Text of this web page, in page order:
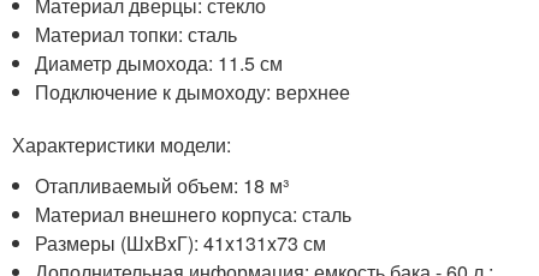
Материал топки: сталь
Диаметр дымохода: 11.5 см
Подключение к дымоходу: верхнее
Характеристики модели:
Отапливаемый объем: 18 м³
Материал внешнего корпуса: сталь
Размеры (ШxВxГ): 41x131x73 см